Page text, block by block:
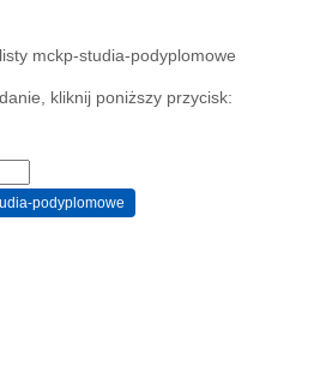
mckp-studia-podyplomowe
kliknij poniższy przycisk: